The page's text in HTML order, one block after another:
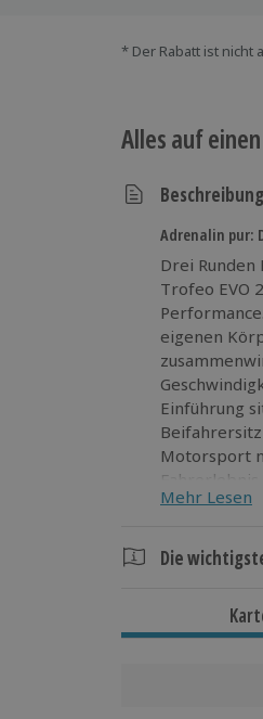
* Der Rabatt ist nicht
Alles auf
Beschreibung
Adrenalin pur:
Drei Runden
Trofeo EVO
eigenen
Einführung
Motorsport
Mehr Lesen
Die